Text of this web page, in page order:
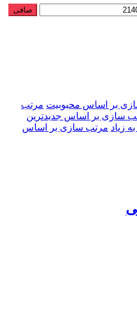
صافی
بر اساس محبوبیت مرتب
سازی بر اساس جدیدترین
زیاد مرتب سازی بر اساس